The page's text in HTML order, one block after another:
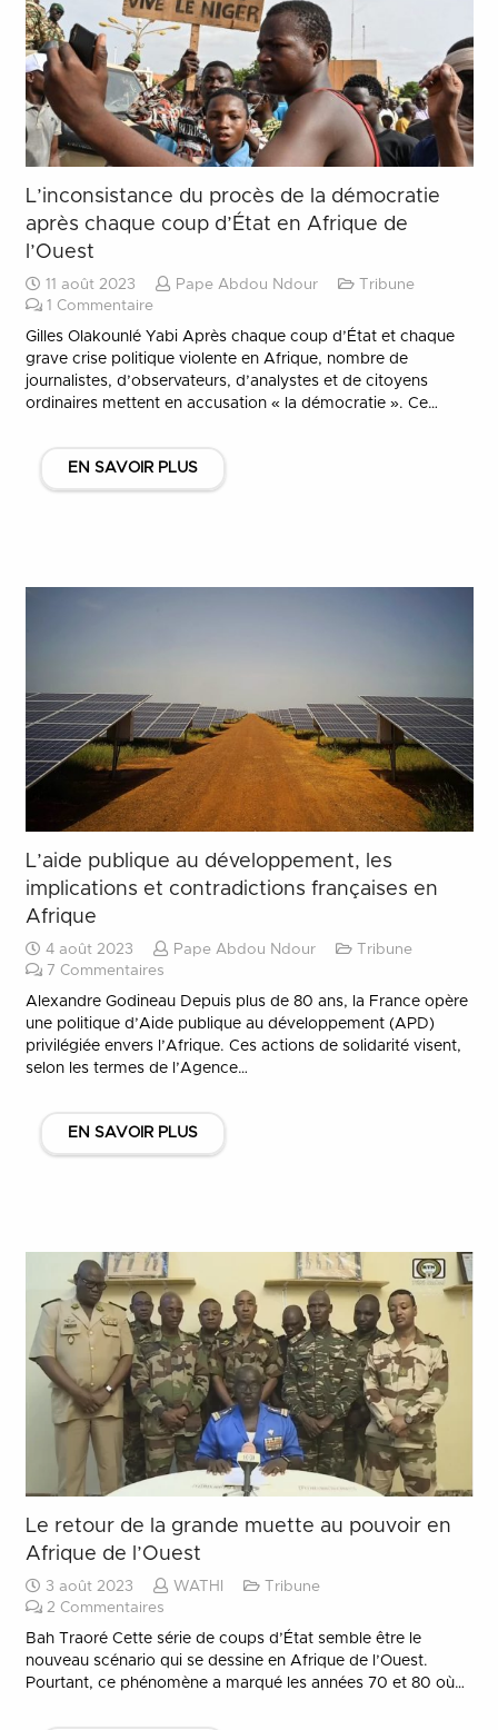
L’inconsistance du procès de la démocratie
après chaque coup d’État en Afrique de
l’Ouest
11 août 2023 Pape Abdou Ndour
Tribune
1 Commentaire
Gilles Olakounlé Yabi Après chaque coup d’État et chaque
grave crise politique violente en Afrique, nombre de
journalistes, d’observateurs, d’analystes et de citoyens
ordinaires mettent en accusation « la démocratie ». Ce…
EN SAVOIR PLUS
L’aide publique au développement, les
implications et contradictions françaises en
Afrique
4 août 2023 Pape Abdou Ndour
Tribune
7 Commentaires
Alexandre Godineau Depuis plus de 80 ans, la France opère
une politique d’Aide publique au développement (APD)
privilégiée envers l’Afrique. Ces actions de solidarité visent,
selon les termes de l’Agence…
EN SAVOIR PLUS
Le retour de la grande muette au pouvoir en
Afrique de l’Ouest
3 août 2023 WATHI
Tribune
2 Commentaires
Bah Traoré Cette série de coups d’État semble être le
nouveau scénario qui se dessine en Afrique de l’Ouest.
Pourtant, ce phénomène a marqué les années 70 et 80 où…